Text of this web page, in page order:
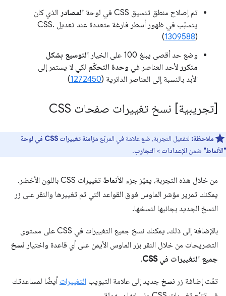
تم إصلاح منطق تنسيق CSS في لوحة
المصادر الذي كان
يتسبّب في ظهور أسطر فارغة متعددة عند تعديل CSS.
(1309588)
وضع حد أقصى يبلغ 100 على الخيار
التوسيع بشكل
متكرر لأحد العناصر في وحدة التحكّم لكي لا يستمر إلى
الأبد بالنسبة إلى العناصر الدائرية (1272450
)
[تجريبية] نسخ تغييرات صفحات CSS
ملاحظة: لتفعيل التجربة، ضَع علامة في المربّع
مزامنة تغييرات CSS في لوحة
"الأنماط" ضمن الإعدادات > التجارب.
من خلال هذه التجربة، يميّز جزء الأنماط
تغييرات CSS باللون الأخضر.
يمكنك تمرير مؤشر الماوس فوق القواعد التي تم تغييرها والنقر على زر
النسخ الجديد بجانبها لنسخها.
بالإضافة إلى ذلك، يمكنك نسخ جميع التغييرات في CSS على مستوى
التصريحات من خلال النقر بزر الماوس الأيمن على أي قاعدة واختيار نسخ
جميع التغييرات في CSS
.
تمّت إضافة زر نسخ جديد إلى علامة التبويب التغييرات أيضًا لمساعدتك